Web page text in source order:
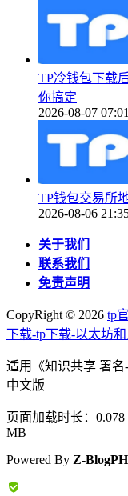
TP冷钱包下载
你搞定
2026-08-07
TP钱包交易所
2026-08-06
关于我们
联系我们
免责声明
CopyRight © 2026 tp
下载-tp下载-以太坊
适用《知识共享 署
中文版
页面加载时长：
MB
Powered By Z-